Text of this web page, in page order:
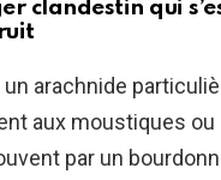
clandestin qui
un arachnide
aux moustiques ou
par un